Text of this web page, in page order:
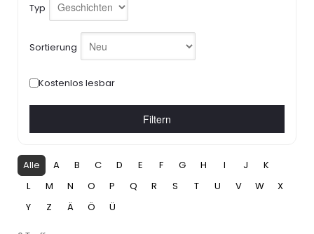
Typ
Sortierung
Kostenlos lesbar
Filtern
Alle A B C D E F G H I J
K
L
M N O P Q R S T U V W
X
Y
Z Ä Ö Ü